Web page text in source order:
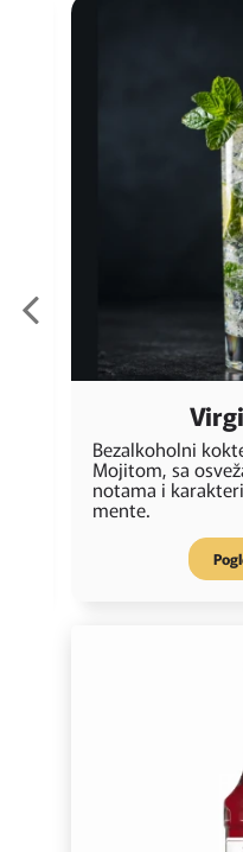
Bezalkoholni
Mojitom, sa
notama i
mente.